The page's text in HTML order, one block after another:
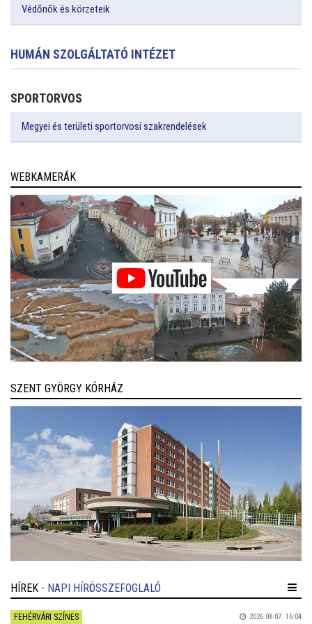
Védőnők és körzeteik
HUMÁN SZOLGÁLTATÓ INTÉZET
SPORTORVOS
Megyei és területi sportorvosi szakrendelések
WEBKAMERÁK
SZENT GYÖRGY KÓRHÁZ
HÍREK - NAPI HÍRÖSSZEFOGLALÓ
FEHÉRVÁRI SZÍNES 2026.08.07. 16:04